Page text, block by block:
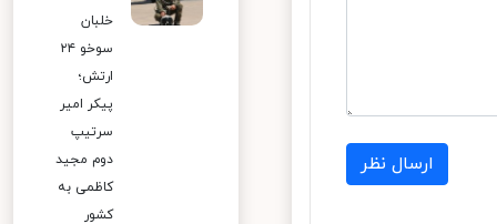
ارسال نظر
خلبان
سوخو ۲۴
ارتش؛
پیکر امیر
سرتیپ
دوم مجید
کاظمی به
کشور